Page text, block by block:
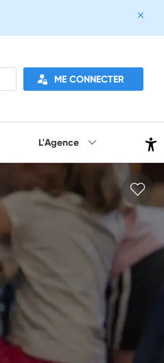
ME CONNECTER
L'Agence